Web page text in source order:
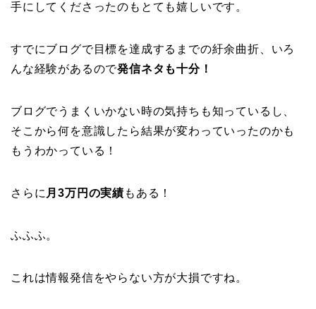
手にしてくださったのもとても嬉しいです。
すでにブログで目標を達成するまでの紆余曲折、いろ
んな経験があるので発信ネタも十分！
ブログでうまくいかない時の気持ちも知っているし、
そこから何を意識したら結果が変わっていったのかも
もうわかっている！
さらに 月3万円の実績 もある！
ふふふ。
これは情報発信をやらない方が大損ですね。